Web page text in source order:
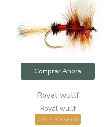
Comprar Ahora
Royal wullf
Royal wullf
ONA FLY FISHING